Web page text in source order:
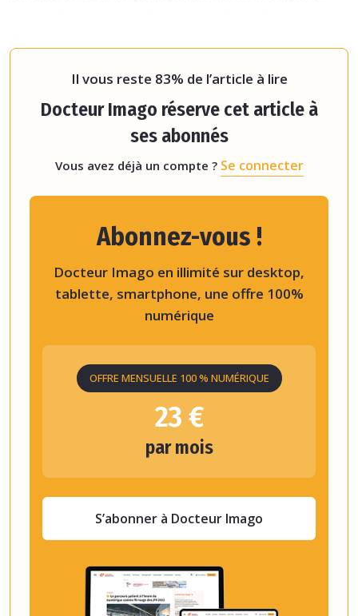
Il vous reste 83% de l’article à lire
Docteur Imago réserve cet article à
ses abonnés
Vous avez déjà un compte ? Se connecter
Abonnez-vous !
Docteur Imago en illimité sur desktop,
tablette, smartphone, une offre 100%
numérique
OFFRE MENSUELLE 100 % NUMÉRIQUE
23 €
par mois
S’abonner à Docteur Imago